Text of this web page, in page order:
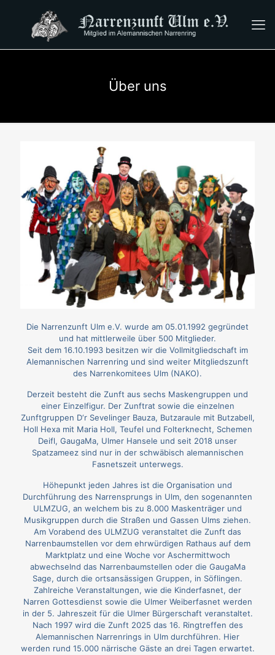
Über uns
Die Narrenzunft Ulm e.V. wurde am 05.01.1992 gegründet
und hat mittlerweile über 500 Mitglieder.
Seit dem 16.10.1993 besitzen wir die Vollmitgliedschaft im
Alemannischen Narrenring und sind weiter Mitgliedszunft
des Narrenkomitees Ulm (NAKO).
Derzeit besteht die Zunft aus sechs Maskengruppen und
einer Einzelfigur. Der Zunftrat sowie die einzelnen
Zunftgruppen D‘r Sevelinger Bauza, Butzaraule mit Butzabell,
Holl Hexa mit Maria Holl, Teufel und Folterknecht, Schemen
Deifl, GaugaMa, Ulmer Hansele und seit 2018 unser
Spatzameez sind nur in der schwäbisch alemannischen
Fasnetszeit unterwegs.
Höhepunkt jeden Jahres ist die Organisation und
Durchführung des Narrensprungs in Ulm, den sogenannten
ULMZUG, an welchem bis zu 8.000 Maskenträger und
Musikgruppen durch die Straßen und Gassen Ulms ziehen.
Am Vorabend des ULMZUG veranstaltet die Zunft das
Narrenbaumstellen vor dem ehrwürdigen Rathaus auf dem
Marktplatz und eine Woche vor Aschermittwoch
abwechselnd das Narrenbaumstellen oder die GaugaMa
Sage, durch die ortsansässigen Gruppen, in Söflingen.
Zahlreiche Veranstaltungen, wie die Kinderfasnet, der
Narren Gottesdienst sowie die Ulmer Weiberfasnet werden
in der 5. Jahreszeit für die Ulmer Bürgerschaft veranstaltet.
Nach 1997 wird die Zunft 2025 das 16. Ringtreffen des
Alemannischen Narrenrings in Ulm durchführen. Hier
werden rund 15.000 närrische Gäste an drei Tagen erwartet.